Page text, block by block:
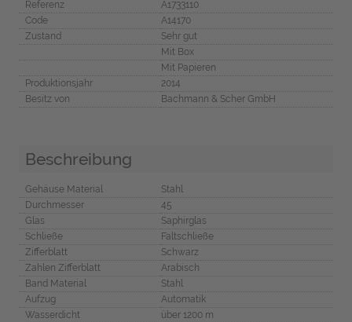
Referenz
A1733110
Code
A14170
Zustand
Sehr gut
Mit Box
Mit Papieren
Produktionsjahr
2014
Besitz von
Bachmann & Scher GmbH
Beschreibung
Gehäuse Material
Stahl
Durchmesser
45
Glas
Saphirglas
Schließe
Faltschließe
Zifferblatt
Schwarz
Zahlen Zifferblatt
Arabisch
Band Material
Stahl
Aufzug
Automatik
Wasserdicht
über 1200 m